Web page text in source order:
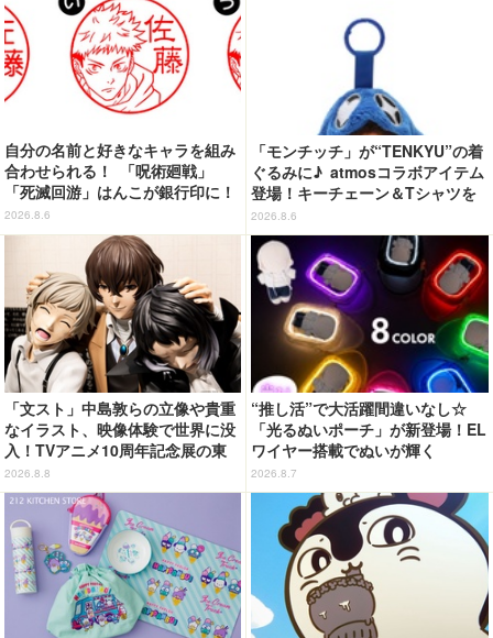
自分の名前と好きなキャラを組み
合わせられる！ 「呪術廻戦」
「死滅回游」はんこが銀行印に！
虎杖悠仁、乙骨憂太ら16キャラ追
加で全104種
2026.8.6
「モンチッチ」が“TENKYU”の着
ぐるみに♪ atmosコラボアイテム
登場！キーチェーン＆Tシャツを
展開
2026.8.6
「文スト」中島敦らの立像や貴重
なイラスト、映像体験で世界に没
入！TVアニメ10周年記念展の東
京会場フォトレポートが到着
2026.8.8
“推し活”で大活躍間違いなし☆
「光るぬいポーチ」が新登場！EL
ワイヤー搭載でぬいが輝く
2026.8.7